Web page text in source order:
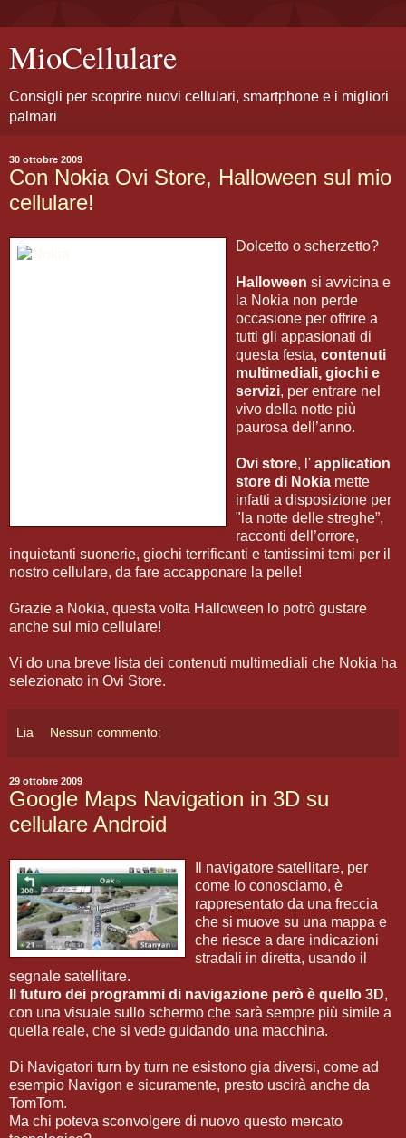
MioCellulare
Consigli per scoprire nuovi cellulari, smartphone e i migliori
palmari
30 ottobre 2009
Con Nokia Ovi Store, Halloween sul mio
cellulare!
Dolcetto o scherzetto?
Halloween si avvicina e
la Nokia non perde
occasione per offrire a
tutti gli appasionati di
questa festa, contenuti
multimediali, giochi e
servizi, per entrare nel
vivo della notte più
paurosa dell’anno.
Ovi store, l' application
store di Nokia mette
infatti a disposizione per
"la notte delle streghe”,
racconti dell’orrore,
inquietanti suonerie, giochi terrificanti e tantissimi temi per il
nostro cellulare, da fare accapponare la pelle!
Grazie a Nokia, questa volta Halloween lo potrò gustare
anche sul mio cellulare!
Vi do una breve lista dei contenuti multimediali che Nokia ha
selezionato in Ovi Store.
Lia Nessun commento:
29 ottobre 2009
Google Maps Navigation in 3D su
cellulare Android
Il navigatore satellitare, per
come lo conosciamo, è
rappresentato da una freccia
che si muove su una mappa e
che riesce a dare indicazioni
stradali in diretta, usando il
segnale satellitare.
Il futuro dei programmi di navigazione però è quello 3D,
con una visuale sullo schermo che sarà sempre più simile a
quella reale, che si vede guidando una macchina.
Di Navigatori turn by turn ne esistono gia diversi, come ad
esempio Navigon e sicuramente, presto uscirà anche da
TomTom.
Ma chi poteva sconvolgere di nuovo questo mercato